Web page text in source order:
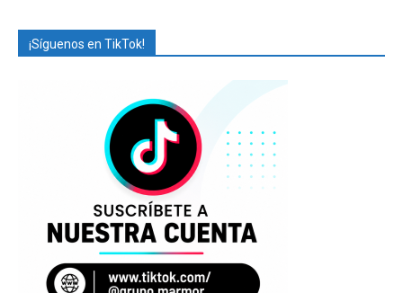
¡Síguenos en TikTok!